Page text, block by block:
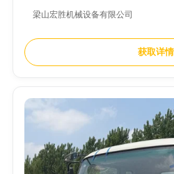
梁山宏胜机械设备有限公司
获取详情